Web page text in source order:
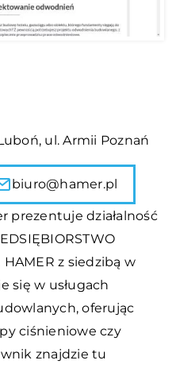
ul. Armii Poznań
biuro@hamer.pl
prezentuje działalność
z siedzibą w
się w usługach
oferując
ciśnieniowe czy
znajdzie tu